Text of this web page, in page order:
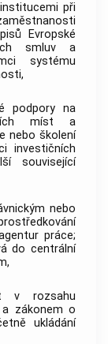
při
Evropské
smluv a
systému
podpory na
míst a
nebo školení
investičních
související
nebo
práce;
do centrální
v rozsahu
zákonem o
ukládání